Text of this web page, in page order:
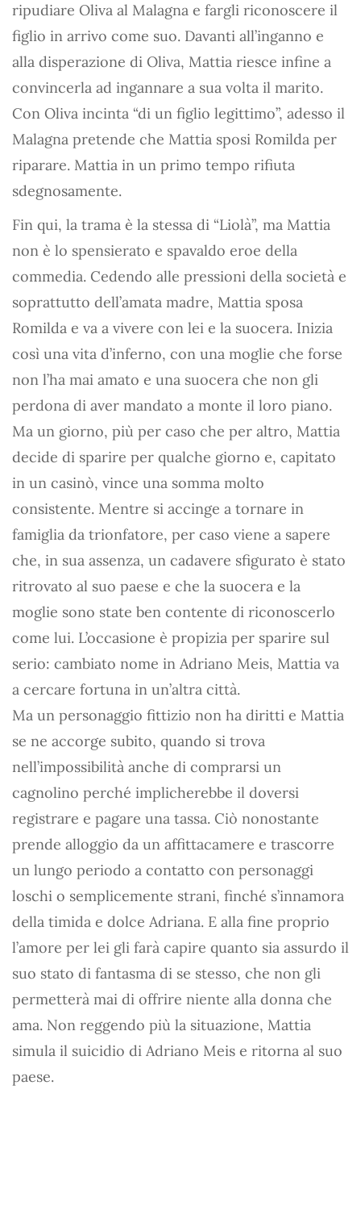
ripudiare Oliva al Malagna e fargli riconoscere il
figlio in arrivo come suo. Davanti all’inganno e
alla disperazione di Oliva, Mattia riesce infine a
convincerla ad ingannare a sua volta il marito.
Con Oliva incinta “di un figlio legittimo”, adesso il
Malagna pretende che Mattia sposi Romilda per
riparare. Mattia in un primo tempo rifiuta
sdegnosamente.
Fin qui, la trama è la stessa di “Liolà”, ma Mattia
non è lo spensierato e spavaldo eroe della
commedia. Cedendo alle pressioni della società e
soprattutto dell’amata madre, Mattia sposa
Romilda e va a vivere con lei e la suocera. Inizia
così una vita d’inferno, con una moglie che forse
non l’ha mai amato e una suocera che non gli
perdona di aver mandato a monte il loro piano.
Ma un giorno, più per caso che per altro, Mattia
decide di sparire per qualche giorno e, capitato
in un casinò, vince una somma molto
consistente. Mentre si accinge a tornare in
famiglia da trionfatore, per caso viene a sapere
che, in sua assenza, un cadavere sfigurato è stato
ritrovato al suo paese e che la suocera e la
moglie sono state ben contente di riconoscerlo
come lui. L’occasione è propizia per sparire sul
serio: cambiato nome in Adriano Meis, Mattia va
a cercare fortuna in un’altra città.
Ma un personaggio fittizio non ha diritti e Mattia
se ne accorge subito, quando si trova
nell’impossibilità anche di comprarsi un
cagnolino perché implicherebbe il doversi
registrare e pagare una tassa. Ciò nonostante
prende alloggio da un affittacamere e trascorre
un lungo periodo a contatto con personaggi
loschi o semplicemente strani, finché s’innamora
della timida e dolce Adriana. E alla fine proprio
l’amore per lei gli farà capire quanto sia assurdo il
suo stato di fantasma di se stesso, che non gli
permetterà mai di offrire niente alla donna che
ama. Non reggendo più la situazione, Mattia
simula il suicidio di Adriano Meis e ritorna al suo
paese.